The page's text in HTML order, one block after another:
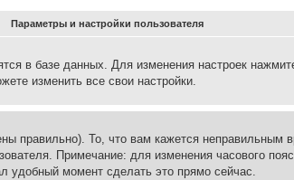
Параметры и настройки пользователя
в базе данных. Для изменения настроек
изменить все свои настройки.
правильно). То, что вам кажется
Примечание: для изменения часового
удобный момент сделать это прямо сейчас.